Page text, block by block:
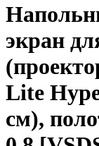
экран
Lite
см),